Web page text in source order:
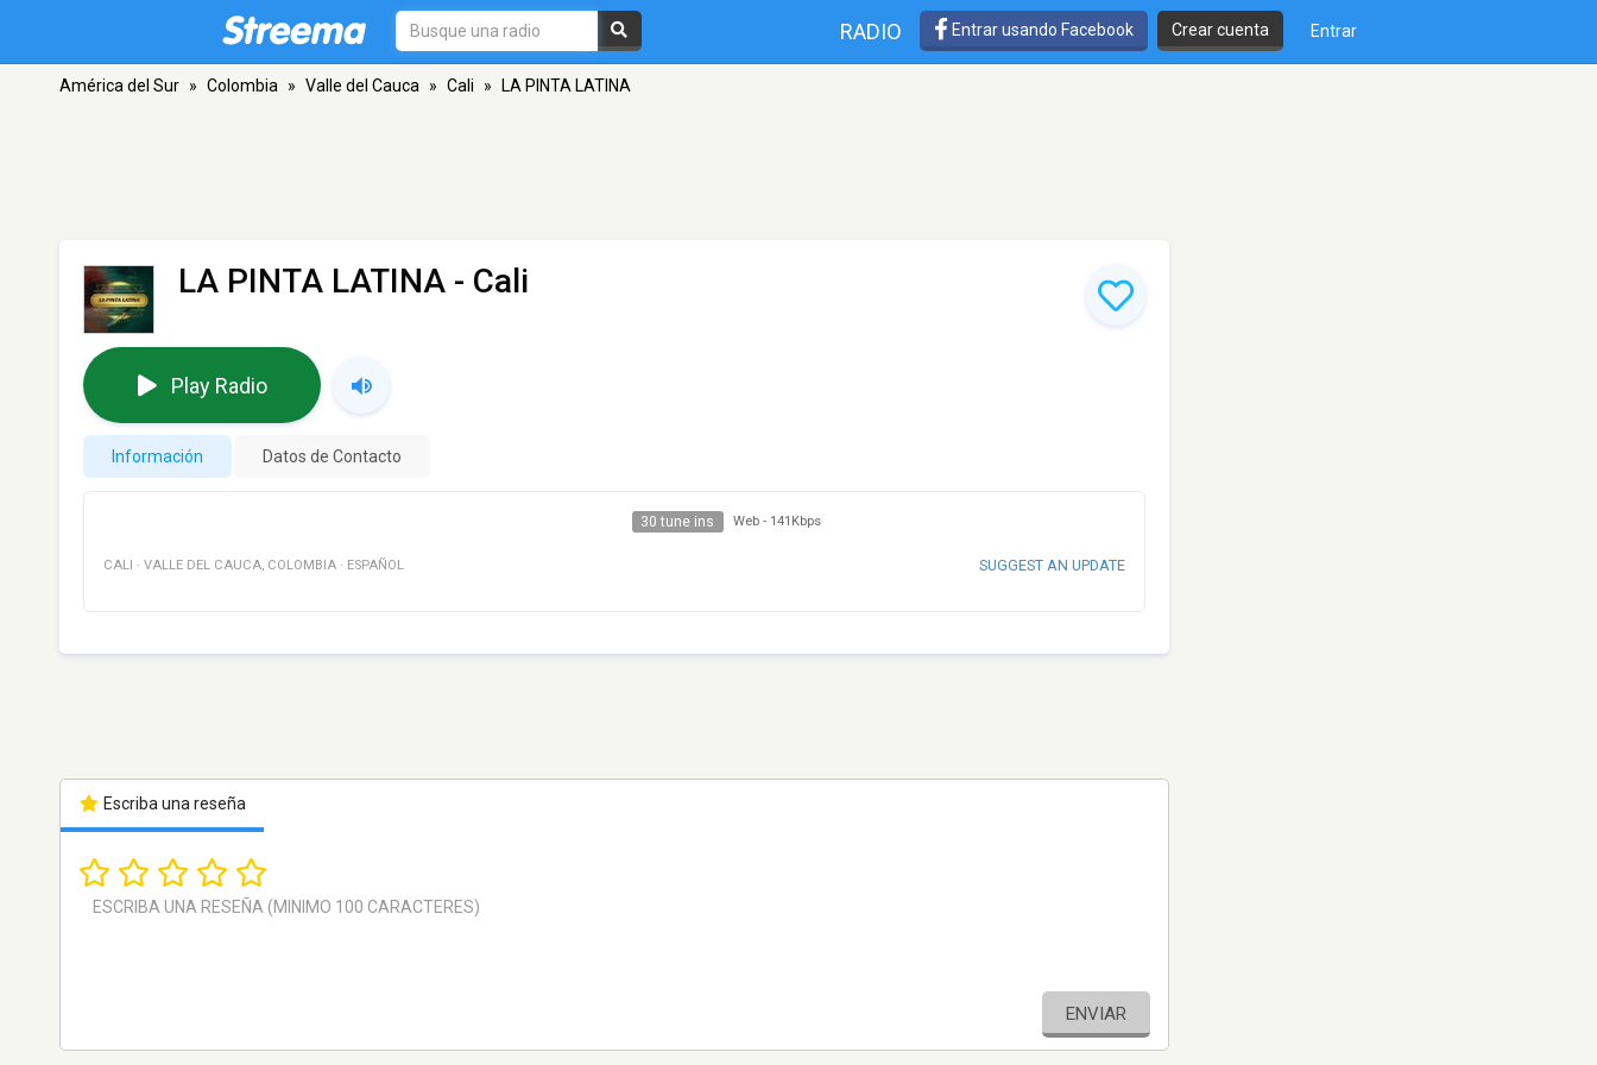
RADIO Entrar usando Facebook Crear cuenta Entrar
América del Sur » Colombia » Valle del Cauca » Cali » LA PINTA LATINA
LA PINTA LATINA - Cali
Play Radio
Información Datos de Contacto
30 tune ins Web - 141Kbps
CALI · VALLE DEL CAUCA, COLOMBIA · ESPAÑOL SUGGEST AN UPDATE
Escriba una reseña
ENVIAR